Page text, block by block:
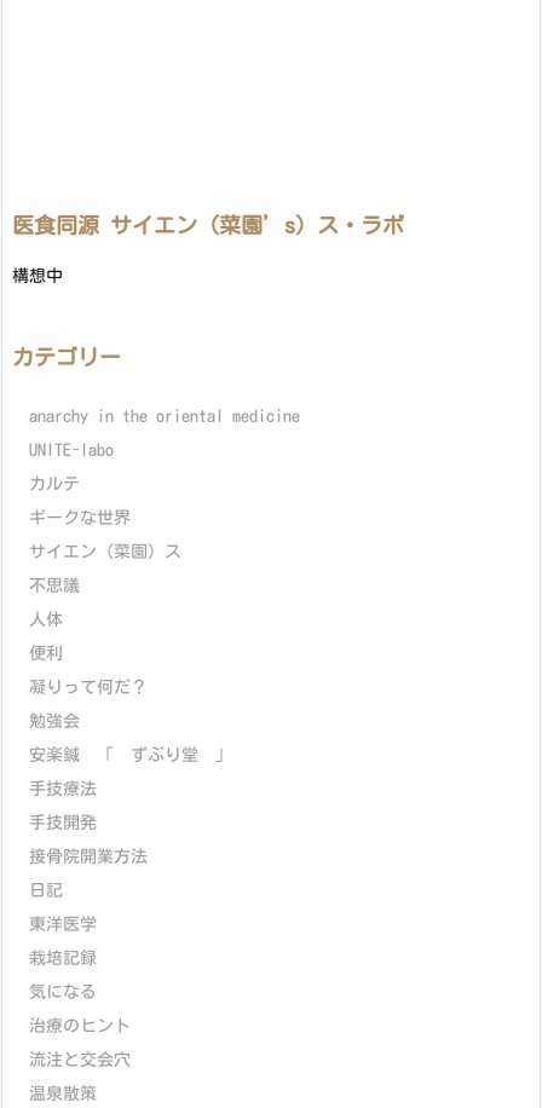
医食同源 サイエン（菜園’s）ス・ラボ
構想中
カテゴリー
anarchy in the oriental medicine
UNITE-labo
カルテ
ギークな世界
サイエン（菜園）ス
不思議
人体
便利
凝りって何だ？
勉強会
安楽鍼 「 ずぶり堂 」
手技療法
手技開発
接骨院開業方法
日記
東洋医学
栽培記録
気になる
治療のヒント
流注と交会穴
温泉散策